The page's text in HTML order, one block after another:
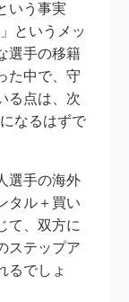
いう事実
というメッ
選手の移籍
た中で、守
る点は、次
なるはずで
選手の海外
タル＋買い
て、双方に
ステップア
るでしょ